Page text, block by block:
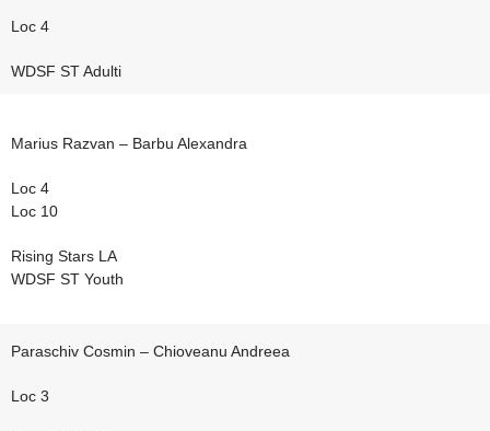
Loc 4
WDSF ST Adulti
Marius Razvan – Barbu Alexandra
Loc 4
Loc 10
Rising Stars LA
WDSF ST Youth
Paraschiv Cosmin – Chioveanu Andreea
Loc 3